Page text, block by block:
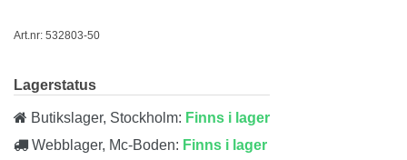
Art.nr: 532803-50
Lagerstatus
Butikslager, Stockholm: Finns i lager
Webblager, Mc-Boden: Finns i lager